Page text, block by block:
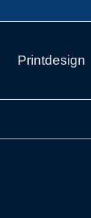
Printdesign